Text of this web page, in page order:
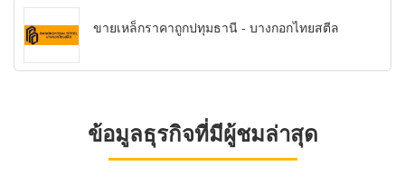
ขายเหล็กราคาถูกปทุมธานี - บางกอกไทยสตีล
ข้อมูลธุรกิจที่มีผู้ชมล่าสุด